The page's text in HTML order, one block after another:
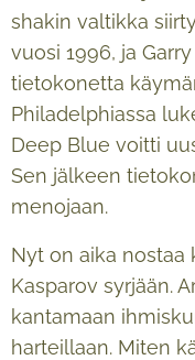
shakin valtikka
vuosi 1996, ja
tietokonetta
Philadelphiassa
Deep Blue voitti
Sen jälkeen
menojaan.
Nyt on aika nostaa
Kasparov syrjään.
kantamaan
harteillaan. Miten